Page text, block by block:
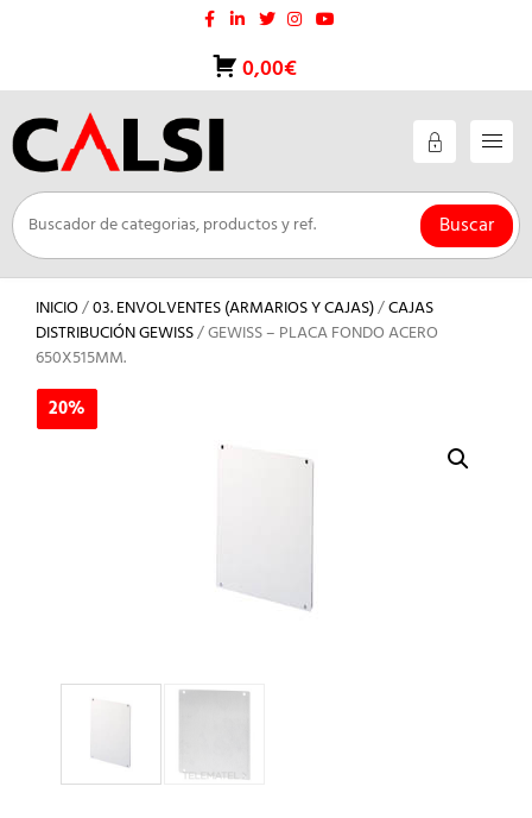
0,00€
Buscar
INICIO/03. ENVOLVENTES (ARMARIOS Y CAJAS)/CAJAS
DISTRIBUCIÓN GEWISS/ GEWISS – PLACA FONDO ACERO
650X515MM.
20%
20%